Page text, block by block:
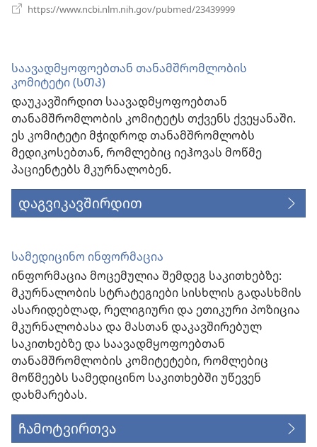
https://www.ncbi.nlm.nih.gov/pubmed/23439999
საავადმყოფოებთან თანამშრომლობის
კომიტეტი (ᲡᲗᲙ)
დაუკავშირდით საავადმყოფოებთან
თანამშრომლობის კომიტეტს თქვენს ქვეყანაში.
ეს კომიტეტი მჭიდროდ თანამშრომლობს
მედიკოსებთან, რომლებიც იეჰოვას მოწმე
პაციენტებს მკურნალობენ.
დაგვიკავშირდით
სამედიცინო ინფორმაცია
ინფორმაცია მოცემულია შემდეგ საკითხებზე:
მკურნალობის სტრატეგიები სისხლის გადასხმის
ასარიდებლად, რელიგიური და ეთიკური პოზიცია
მკურნალობასა და მასთან დაკავშირებულ
საკითხებზე და საავადმყოფოებთან
თანამშრომლობის კომიტეტები, რომლებიც
მოწმეებს სამედიცინო საკითხებში უწევენ
დახმარებას.
ჩამოტვირთვა